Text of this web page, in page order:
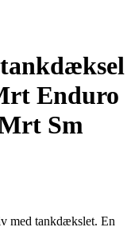
Enduro
Sm
med tankdækslet. En